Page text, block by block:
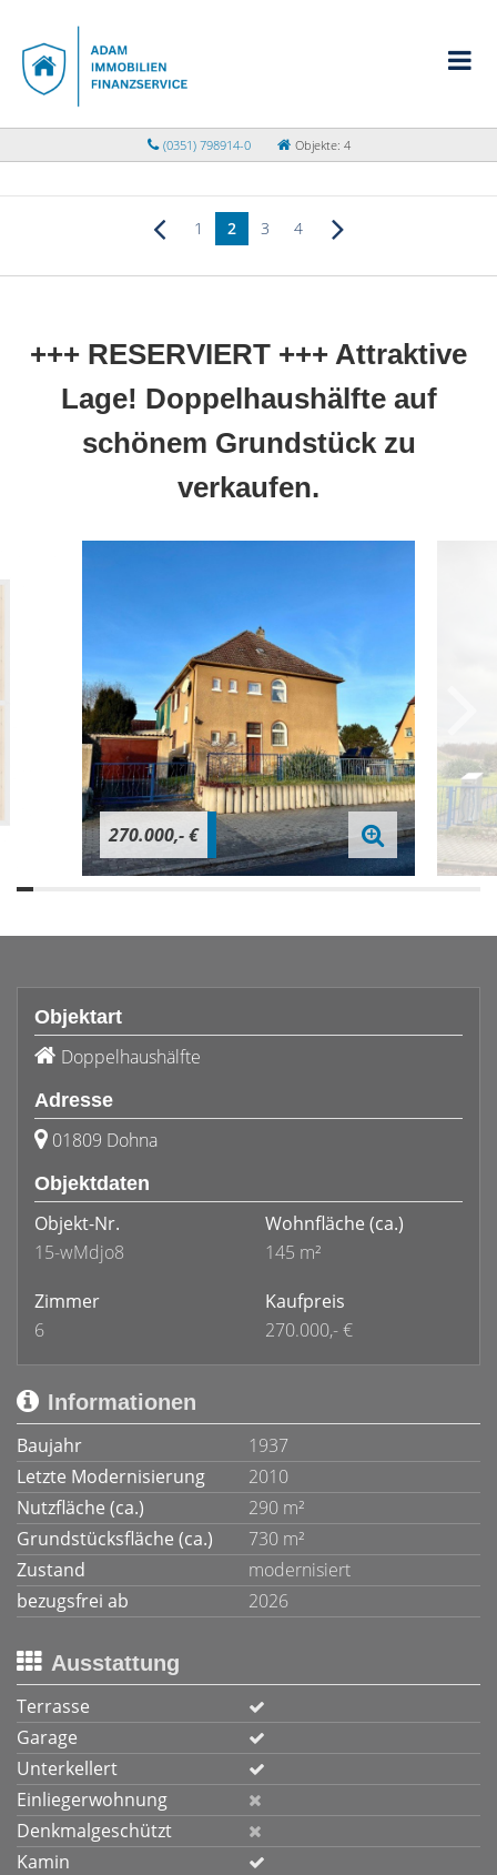
(0351) 798914-0 Objekte: 4
1 2 3 4
+++ RESERVIERT +++ Attraktive
Lage! Doppelhaushälfte auf
schönem Grundstück zu
verkaufen.
270.000,- €
Objektart
Doppelhaushälfte
Adresse
01809 Dohna
Objektdaten
Objekt-Nr.
15-wMdjo8
Wohnfläche (ca.)
145 m²
Zimmer
6
Kaufpreis
270.000,- €
Informationen
Baujahr
1937
Letzte Modernisierung
2010
Nutzfläche (ca.)
290 m²
Grundstücksfläche (ca.)
730 m²
Zustand
modernisiert
bezugsfrei ab
2026
Ausstattung
Terrasse
Garage
Unterkellert
Einliegerwohnung
Denkmalgeschützt
Kamin